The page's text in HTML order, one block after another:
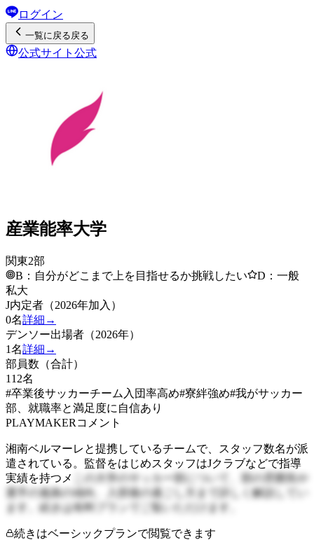
ログイン
一覧に戻る戻る
公式サイト 公式
産業能率大学
関東2部
B：自分がどこまで上を目指せるか挑戦したい
D：一般
私大
J内定者（2026年加入）
0名詳細→
デンソー出場者（2026年）
1名詳細→
部員数（合計）
112名
#卒業後サッカーチーム入団率高め#寮絆強め#我がサッカー
部、就職率と満足度に自信あり
PLAYMAKERコメント
湘南ベルマーレと提携しているチームで、スタッフ数名が派
遣されている。監督をはじめスタッフはJクラブなどで指導
実績を持つメ
この大学のサッカー部について、部の雰囲気や
選手の進路の傾向、入部後の過ごし方まで詳しく解説してい
ます。続きは有料プランでご覧いただけます。
続きはベーシックプランで閲覧できます